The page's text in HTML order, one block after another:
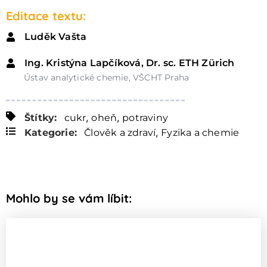
Editace textu:
Luděk Vašta
Ing. Kristýna Lapčíková, Dr. sc. ETH Zürich
Ústav analytické chemie, VŠCHT Praha
Štítky: cukr, oheň, potraviny
Kategorie:
Člověk a zdraví, Fyzika a chemie
Mohlo by se vám líbit: